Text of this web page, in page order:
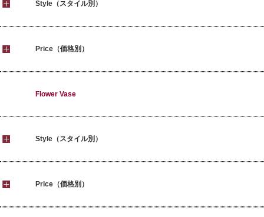
Style（スタイル別）
Price（価格別）
Flower Vase
Style（スタイル別）
Price（価格別）